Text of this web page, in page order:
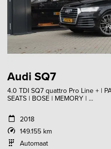
Audi SQ7
4.0 TDI SQ7 quattro Pro Line + |
SEATS | BOSE | MEMORY | ...
2018
149.155 km
Automaat